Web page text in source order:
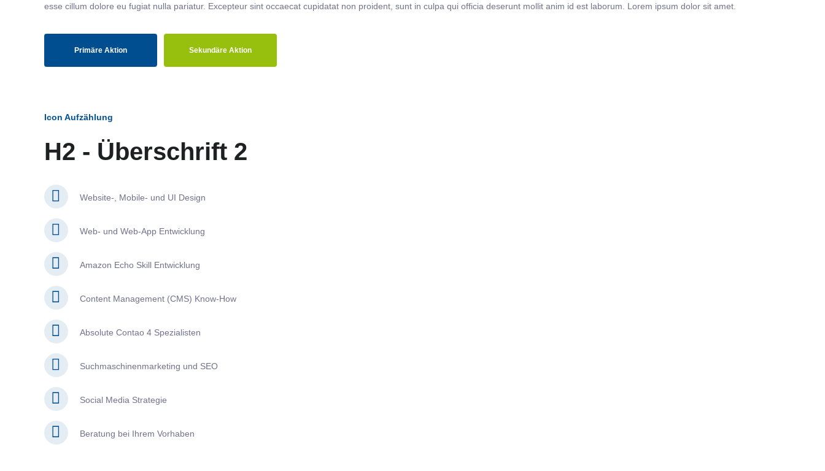
esse cillum dolore eu fugiat nulla pariatur. Excepteur sint occaecat cupidatat non proident, sunt in culpa qui officia deserunt mollit anim id est laborum. Lorem ipsum dolor sit amet.
Primäre Aktion Sekundäre Aktion
Icon Aufzählung
H2 - Überschrift 2
Website-, Mobile- und UI Design
Web- und Web-App Entwicklung
Amazon Echo Skill Entwicklung
Content Management (CMS) Know-How
Absolute Contao 4 Spezialisten
Suchmaschinenmarketing und SEO
Social Media Strategie
Beratung bei Ihrem Vorhaben